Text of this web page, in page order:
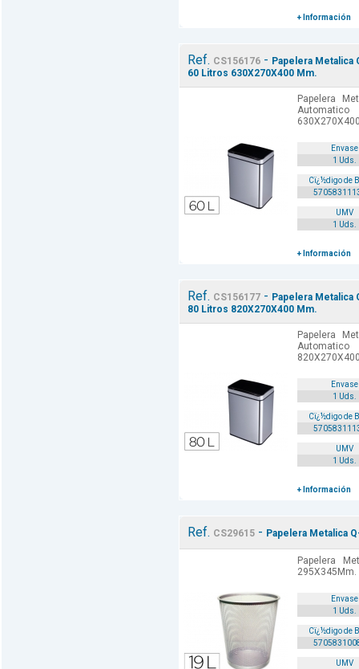
+ Información
Ref. CS156176- Papelera Metalica
60 Litros 630X270X400 Mm.
Papelera
Envase
1 Uds.
Cï¿½digo de
UMV
1 Uds.
+ Información
Ref. CS156177- Papelera Metalica
80 Litros 820X270X400 Mm.
Papelera
Envase
1 Uds.
Cï¿½digo de
UMV
1 Uds.
+ Información
Ref. CS29615- Papelera Metalica
Papelera
295X345Mm.
Envase
1 Uds.
Cï¿½digo de
UMV